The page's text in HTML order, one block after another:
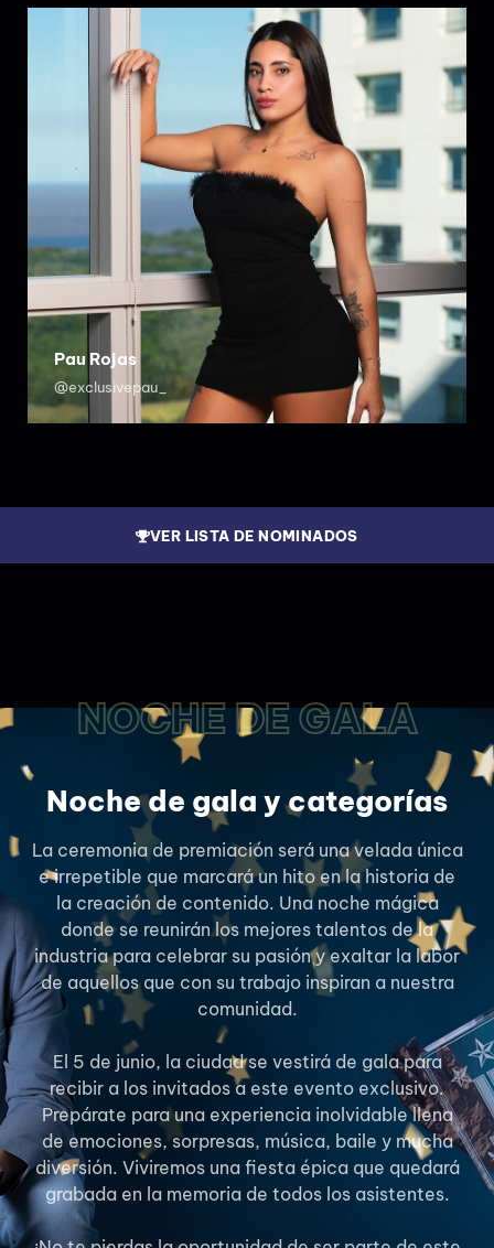
Pau Rojas
@exclusivepau_
VER LISTA DE NOMINADOS
NOCHE DE GALA
Noche de gala y categorías
La ceremonia de premiación será una velada única
e irrepetible que marcará un hito en la historia de
la creación de contenido. Una noche mágica
donde se reunirán los mejores talentos de la
industria para celebrar su pasión y exaltar la labor
de aquellos que con su trabajo inspiran a nuestra
comunidad.
El 5 de junio, la ciudad se vestirá de gala para
recibir a los invitados a este evento exclusivo.
Prepárate para una experiencia inolvidable llena
de emociones, sorpresas, música, baile y mucha
diversión. Viviremos una fiesta épica que quedará
grabada en la memoria de todos los asistentes.